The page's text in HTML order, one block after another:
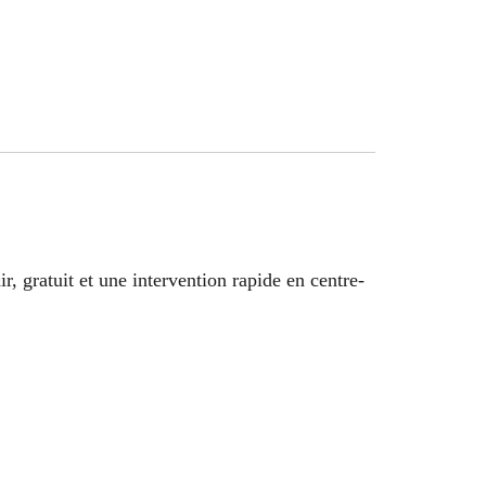
gratuit et une intervention rapide en centre-